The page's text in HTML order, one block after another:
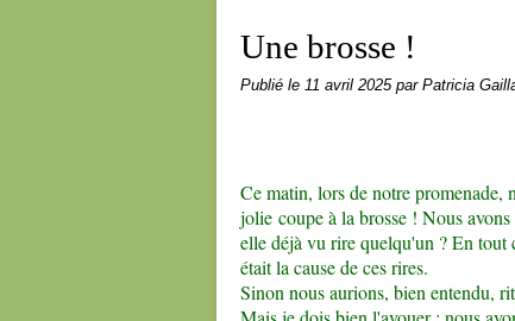
Une brosse !
Publié le 11 avril 2025 par Patricia
Ce matin, lors de notre promenade,
jolie coupe à la brosse ! Nous
elle déjà vu rire quelqu'un ? En tout
était la cause de ces rires.
Sinon nous aurions, bien entendu,